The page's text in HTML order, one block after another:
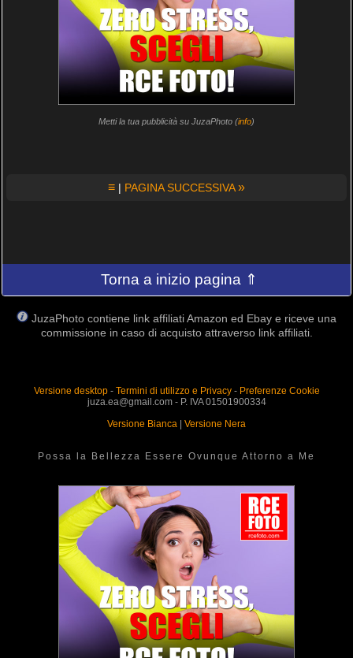
Metti la tua pubblicità su JuzaPhoto (info)
≡ | PAGINA SUCCESSIVA»
Torna a inizio pagina ⇑
JuzaPhoto contiene link affiliati Amazon ed Ebay e riceve una
commissione in caso di acquisto attraverso link affiliati.
Versione desktop- Termini di utilizzo e Privacy- Preferenze Cookie
juza.ea@gmail.com - P. IVA 01501900334
Versione Bianca
Versione Nera
Possa la Bellezza Essere Ovunque Attorno a Me